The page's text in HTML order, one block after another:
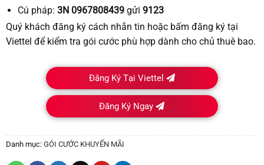
Cú pháp:3N 0967808439 gửi9123
Quý khách đăng ký cách nhắn tin hoặc bấm đăng ký tại
Viettel để kiểm tra gói cước phù hợp dành cho chủ thuê bao.
Đăng Ký Tại Viettel
Đăng Ký Ngay
Danh mục: GÓI CƯỚC KHUYẾN MÃI